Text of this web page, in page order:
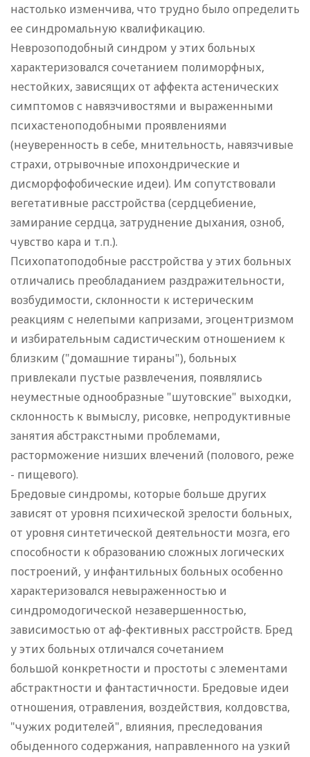
настолько изменчива, что трудно было определить
ее синдромальную квалификацию.
Неврозоподобный синдром у этих больных
характеризовался сочетанием полиморфных,
нестойких, зависящих от аффекта астенических
симптомов с навязчивостями и выраженными
психастеноподобными проявлениями
(неуверенность в себе, мнительность, навязчивые
страхи, отрывочные ипохондрические и
дисморфофобические идеи). Им сопутствовали
вегетативные расстройства (сердцебиение,
замирание сердца, затруднение дыхания, озноб,
чувство кара и т.п.).
Психопатоподобные расстройства у этих больных
отличались преобладанием раздражительности,
возбудимости, склонности к истерическим
реакциям с нелепыми капризами, эгоцентризмом
и избирательным садистическим отношением к
близким ("домашние тираны"), больных
привлекали пустые развлечения, появлялись
неуместные однообразные "шутовские" выходки,
склонность к вымыслу, рисовке, непродуктивные
занятия абстракстными проблемами,
расторможение низших влечений (полового, реже
- пищевого).
Бредовые синдромы, которые больше других
зависят от уровня психической зрелости больных,
от уровня синтетической деятельности мозга, его
способности к образованию сложных логических
построений, у инфантильных больных особенно
характеризовался невыраженностью и
синдромодогической незавершенностью,
зависимостью от аф-фективных расстройств. Бред
у этих больных отличался сочетанием
большой конкретности и простоты с элементами
абстрактности и фантастичности. Бредовые идеи
отношения, отравления, воздействия, колдовства,
"чужих родителей", влияния, преследования
обыденного содержания, направленного на узкий